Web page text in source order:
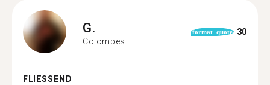
G.
Colombes
format_quote 30
FLIESSEND